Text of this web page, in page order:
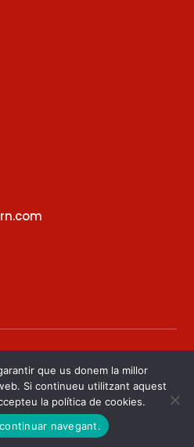
per – Digital34
que us donem la millor
Si continueu utilitzant aquest
la política de cookies.
navegant.